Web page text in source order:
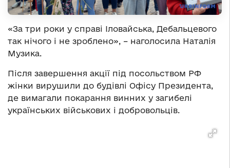
«За три роки у справі Іловайська, Дебальцевого
так нічого і не зроблено», – наголосила Наталія
Музика.
Після завершення акції під посольством РФ
жінки вирушили до будівлі Офісу Президента,
де вимагали покарання винних у загибелі
українських військових і добровольців.